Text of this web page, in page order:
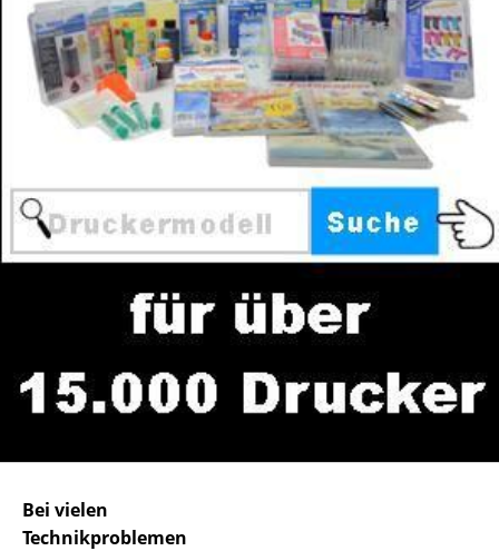
Bei vielen
Technikproblemen